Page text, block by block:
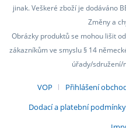
jinak. Veškeré zboží je dodáváno
Změny a
Obrázky produktů se mohou lišit
zákazníkům ve smyslu § 14
úřady/sdružení/
VOP Přihlášení
Dodací a platební podmínky